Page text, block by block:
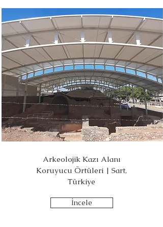
Arkeolojik Kazı Alanı
Koruyucu Örtüleri | Sart,
Türkiye
İncele